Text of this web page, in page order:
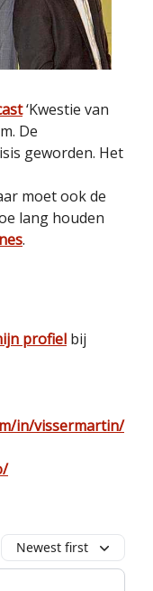
‘Kwestie van
De
geworden. Het
moet ook de
lang houden
.
profiel bij
in/vissermartin/
Newest first